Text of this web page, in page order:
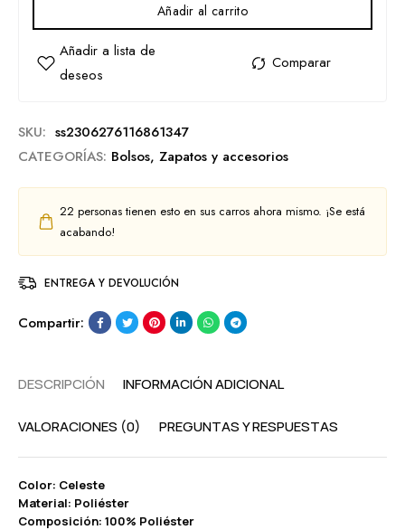
Añadir al carrito
SKU: ss2306276116861347
CATEGORÍAS: Bolsos, Zapatos y accesorios
22 personas tienen esto en sus carros ahora mismo. ¡Se está
acabando!
ENTREGA Y DEVOLUCIÓN
Compartir:
DESCRIPCIÓN INFORMACIÓN ADICIONAL
VALORACIONES (0) PREGUNTAS Y RESPUESTAS
Color: Celeste
Material: Poliéster
Composición: 100% Poliéster